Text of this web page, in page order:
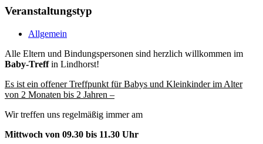
Veranstaltungstyp
Allgemein
Alle Eltern und Bindungspersonen sind herzlich willkommen im
Baby-Treffin Lindhorst!
Es ist ein offener Treffpunkt für Babys und Kleinkinder im Alter
von 2 Monaten bis 2 Jahren –
Wir treffen uns regelmäßig immer am
Mittwoch von 09.30 bis 11.30 Uhr